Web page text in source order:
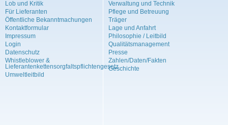
Lob und Kritik
Für Lieferanten
Öffentliche Bekanntmachungen
Kontaktformular
Impressum
Login
Datenschutz
Whistleblower &
Lieferantenkettensorgfaltspflichtengesetz
Umweltleitbild
Verwaltung und Technik
Pflege und Betreuung
Träger
Lage und Anfahrt
Philosophie / Leitbild
Qualitätsmanagement
Presse
Zahlen/Daten/Fakten
Geschichte